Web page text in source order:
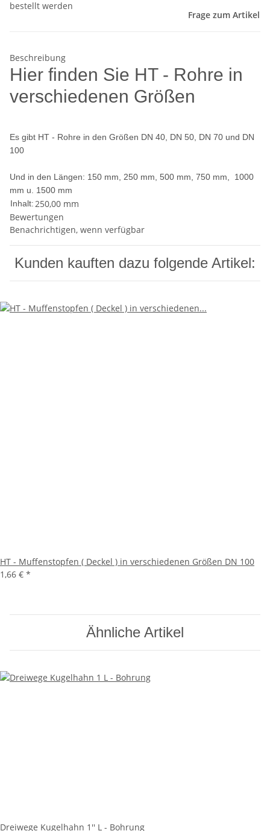
bestellt werden
Frage zum Artikel
Beschreibung
Hier finden Sie HT - Rohre in
verschiedenen Größen
Es gibt HT - Rohre in den Größen DN 40, DN 50, DN 70 und DN
100
Und in den Längen: 150 mm, 250 mm, 500 mm, 750 mm, 1000
mm u. 1500 mm
Inhalt:250,00 mm
Bewertungen
Benachrichtigen, wenn verfügbar
Kunden kauften dazu folgende Artikel:
HT - Muffenstopfen ( Deckel ) in verschiedenen Größen DN 100
1,66 € *
Ähnliche Artikel
Dreiwege Kugelhahn 1'' L - Bohrung